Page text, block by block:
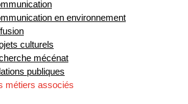
en environnement
culturels
mécénat
publiques
métiers associés